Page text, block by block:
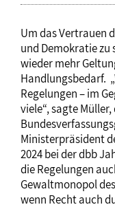
Um das Vertrauen
und Demokratie zu
wieder mehr
Handlungsbedarf.
Regelungen – im
viele“, sagte
Ministerpräsident
2024 bei der dbb
die Regelungen
Gewaltmonopol
wenn Recht auch